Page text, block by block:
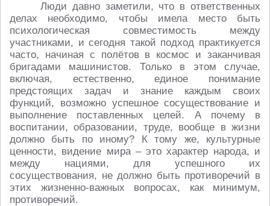
Люди давно заметили, что в ответственных
делах необходимо, чтобы имела место быть
психологическая совместимость между
участниками, и сегодня такой подход практикуется
часто, начиная с полётов в космос и заканчивая
бригадами машинистов. Только в этом случае,
включая, естественно, единое понимание
предстоящих задач и знание каждым своих
функций, возможно успешное сосуществование и
выполнение поставленных целей. А почему в
воспитании, образовании, труде, вообще в жизни
должно быть по иному? К тому же, культурные
ценности, видение мира – это характер народа, и
между нациями, для успешного их
сосуществования, не должно быть противоречий в
этих жизненно-важных вопросах, как минимум,
противоречий.